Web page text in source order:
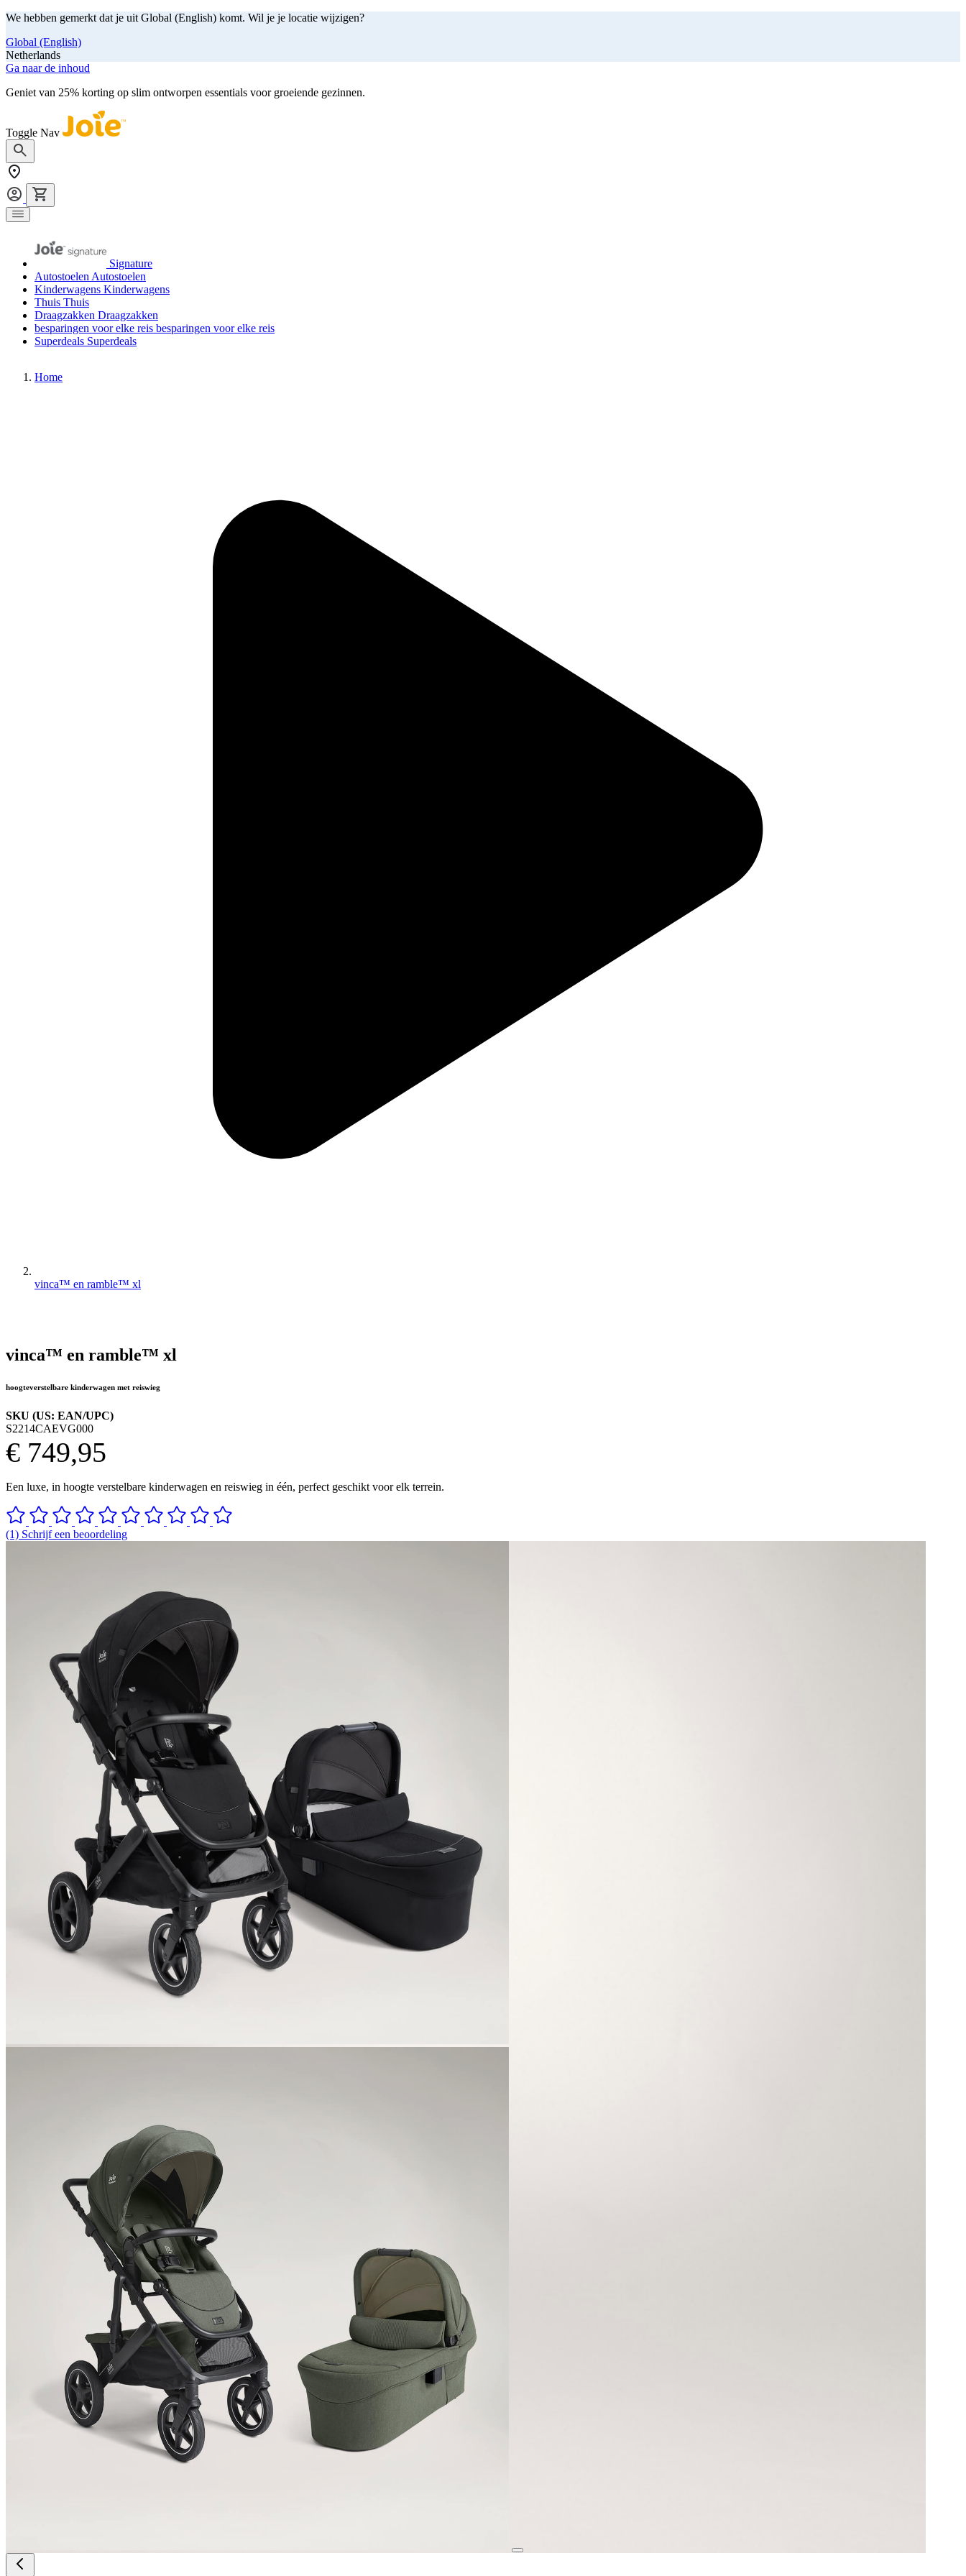
We hebben gemerkt dat je uit Global (English) komt. Wil je je locatie wijzigen?
Global (English)
Netherlands
Ga naar de inhoud
Geniet van 25% korting op slim ontworpen essentials voor groeiende gezinnen.
Toggle Nav
Signature
AutostoelenAutostoelen
Kinderwagens Kinderwagens
Thuis Thuis
Draagzakken Draagzakken
besparingen voor elke reis besparingen voor elke reis
Superdeals Superdeals
Home
vinca™ en ramble™ xl
vinca™ en ramble™ xl
hoogteverstelbare kinderwagen met reiswieg
SKU (US: EAN/UPC)
S2214CAEVG000
€ 749,95
Een luxe, in hoogte verstelbare kinderwagen en reiswieg in één, perfect geschikt voor elk terrein.
(1) Schrijf een beoordeling